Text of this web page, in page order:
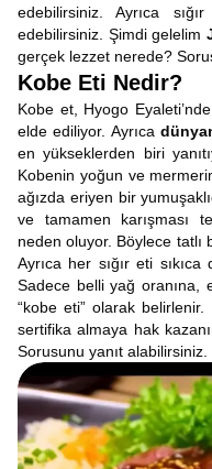
edebilirsiniz. Ayrıca
edebilirsiniz. Şimdi gelelim
gerçek lezzet nerede?
Kobe Eti Nedir?
Kobe et, Hyogo
elde ediliyor. Ayrıca
en yükseklerden biri
Kobenin yoğun ve
ağızda eriyen bir
ve tamamen karışması
neden oluyor. Böylece tatlı
Ayrıca her sığır eti
Sadece belli yağ
“kobe eti” olarak
sertifika almaya hak
Sorusunu yanıt alabilirsiniz.